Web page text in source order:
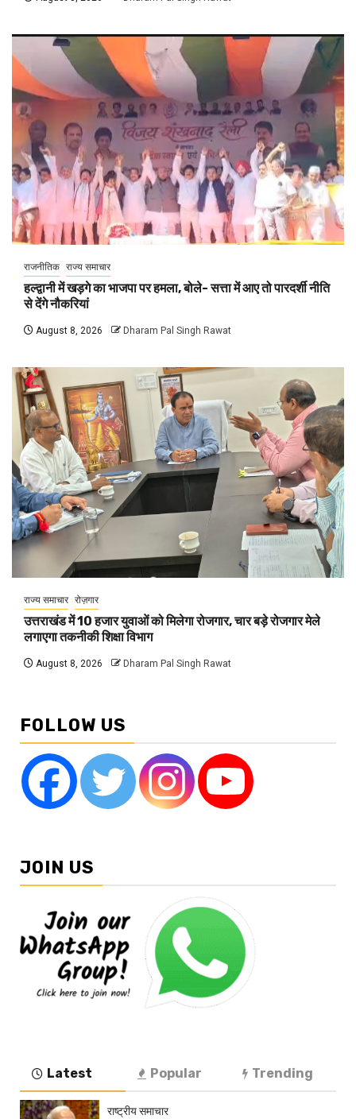
राजनीतिक राज्य समाचार
हल्द्वानी में खड़गे का भाजपा पर हमला, बोले- सत्ता में आए तो पारदर्शी नीति
से देंगे नौकरियां
August 8, 2026 Dharam Pal Singh Rawat
राज्य समाचार रोज़गार
उत्तराखंड में 10 हजार युवाओं को मिलेगा रोजगार, चार बड़े रोजगार मेले
लगाएगा तकनीकी शिक्षा विभाग
August 8, 2026 Dharam Pal Singh Rawat
FOLLOW US
JOIN US
Latest Popular Trending
राष्ट्रीय समाचार